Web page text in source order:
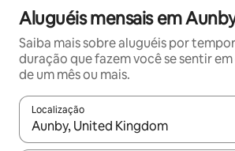
Aluguéis mensais em
Saiba mais sobre aluguéis por
duração que fazem você se sentir
de um mês ou mais.
Localização
Quando os resultados estiverem